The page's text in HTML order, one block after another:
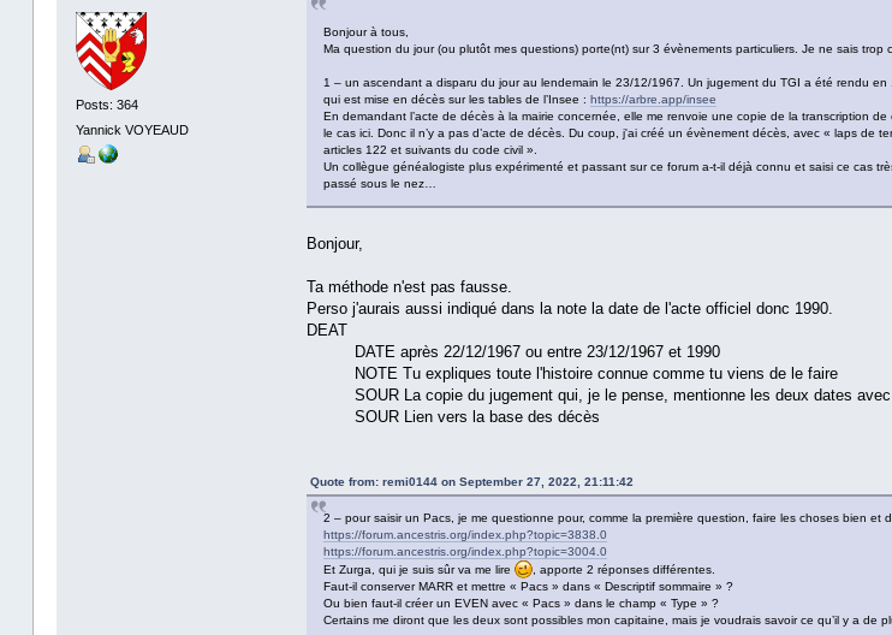
Posts: 364
Yannick VOYEAUD
Bonjour à tous,
Ma question du jour (ou plutôt mes questions) porte(nt) sur 3 évènements particuliers. Je ne sais trop
1 – un ascendant a disparu du jour au lendemain le 23/12/1967. Un jugement du TGI a été rendu
qui est mise en décès sur les tables de l’Insee : https://arbre.app/insee
En demandant l’acte de décès à la mairie concernée, elle me renvoie une copie de la transcription
le cas ici. Donc il n’y a pas d’acte de décès. Du coup, j'ai créé un évènement décès, avec « laps
articles 122 et suivants du code civil ».
Un collègue généalogiste plus expérimenté et passant sur ce forum a-t-il déjà connu et saisi ce cas
passé sous le nez…
Bonjour,
Ta méthode n'est pas fausse.
Perso j'aurais aussi indiqué dans la note la date de l'acte officiel donc 1990.
DEAT
DATE après 22/12/1967 ou entre 23/12/1967 et 1990
NOTE Tu expliques toute l'histoire connue comme tu viens de le faire
SOUR La copie du jugement qui, je le pense, mentionne les deux dates avec
SOUR Lien vers la base des décès
Quote from: remi0144 on September 27, 2022, 21:11:42
2 – pour saisir un Pacs, je me questionne pour, comme la première question, faire les choses bien et
https://forum.ancestris.org/index.php?topic=3838.0
https://forum.ancestris.org/index.php?topic=3004.0
Et Zurga, qui je suis sûr va me lire
, apporte 2 réponses différentes.
Faut-il conserver MARR et mettre « Pacs » dans « Descriptif sommaire » ?
Ou bien faut-il créer un EVEN avec « Pacs » dans le champ « Type » ?
Certains me diront que les deux sont possibles mon capitaine, mais je voudrais savoir ce qu’il y a